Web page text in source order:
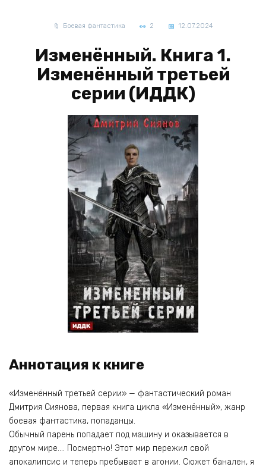
Боевая фантастика 2 12.07.2024
Изменённый. Книга 1.
Изменённый третьей
серии (ИДДК)
Аннотация к книге
«Изменённый третьей серии» — фантастический роман
Дмитрия Сиянова, первая книга цикла «Изменённый», жанр
боевая фантастика, попаданцы.
Обычный парень попадает под машину и оказывается в
другом мире…. Посмертно! Этот мир пережил свой
апокалипсис и теперь пребывает в агонии. Сюжет банален, я